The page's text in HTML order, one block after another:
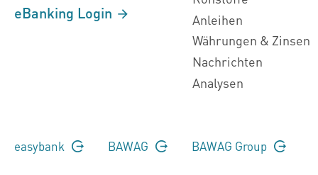
eBanking Login
Anleihen
Währungen & Zinsen
Nachrichten
Analysen
easybank BAWAG BAWAG Group